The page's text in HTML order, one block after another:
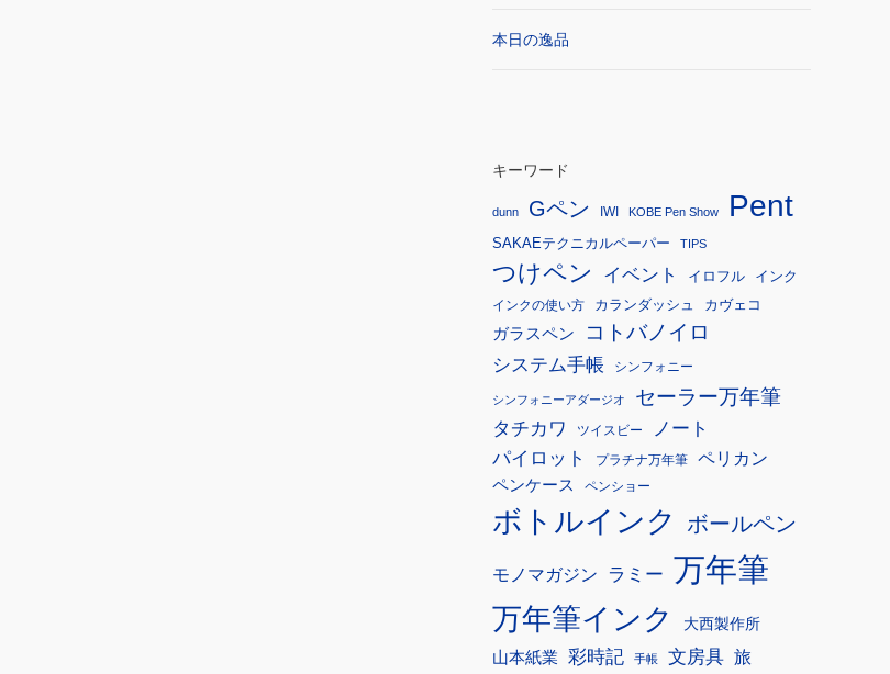
本日の逸品
キーワード
dunn Gペン IWI KOBE Pen Show Pent
SAKAEテクニカルペーパー TIPS
つけペン イベント イロフル インク
インクの使い方 カランダッシュ カヴェコ
ガラスペン コトバノイロ
システム手帳 シンフォニー
シンフォニーアダージオ セーラー万年筆
タチカワ ツイスビー
ノート
パイロット
プラチナ万年筆 ペリカン
ペンケース ペンショー
ボトルインク ボールペン
モノマガジン ラミー 万年筆
万年筆インク
大西製作所
山本紙業
彩時記 手帳 文房具 旅